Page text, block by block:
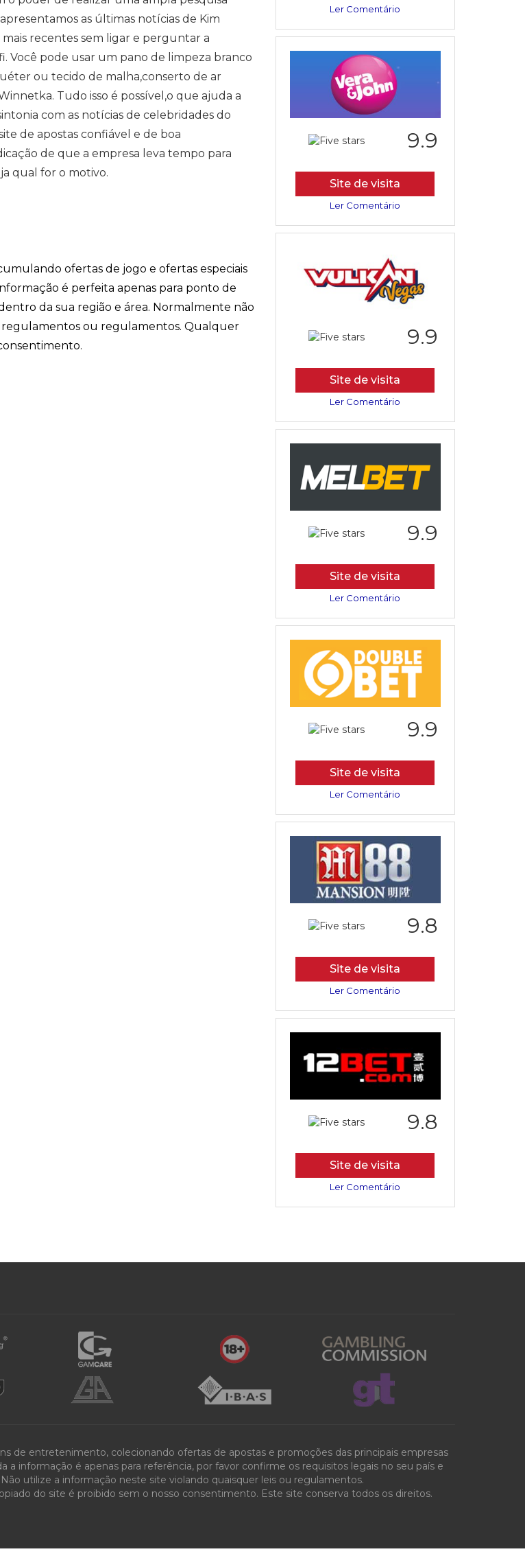
as últimas notícias de Kim
recentes sem ligar e perguntar a
Você pode usar um pano de limpeza branco
ou tecido de malha,conserto de ar
Tudo isso é possível,o que ajuda a
com as notícias de celebridades do
de apostas confiável e de boa
de que a empresa leva tempo para
qual for o motivo.
ofertas de jogo e ofertas especiais
é perfeita apenas para ponto de
da sua região e área. Normalmente não
regulamentos ou regulamentos. Qualquer
Ler Comentário
9.9
Site de visita
Ler Comentário
9.9
Site de visita
Ler Comentário
9.9
Site de visita
Ler Comentário
9.9
Site de visita
Ler Comentário
9.8
Site de visita
Ler Comentário
9.8
Site de visita
Ler Comentário
de entretenimento, colecionando ofertas de apostas e promoções das principais empresas
a informação é apenas para referência, por favor confirme os requisitos legais no seu país e
utilize a informação neste site violando quaisquer leis ou regulamentos.
do site é proibido sem o nosso consentimento. Este site conserva todos os direitos.